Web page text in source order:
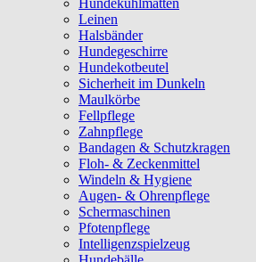
Hundekühlmatten
Leinen
Halsbänder
Hundegeschirre
Hundekotbeutel
Sicherheit im Dunkeln
Maulkörbe
Fellpflege
Zahnpflege
Bandagen & Schutzkragen
Floh- & Zeckenmittel
Windeln & Hygiene
Augen- & Ohrenpflege
Schermaschinen
Pfotenpflege
Intelligenzspielzeug